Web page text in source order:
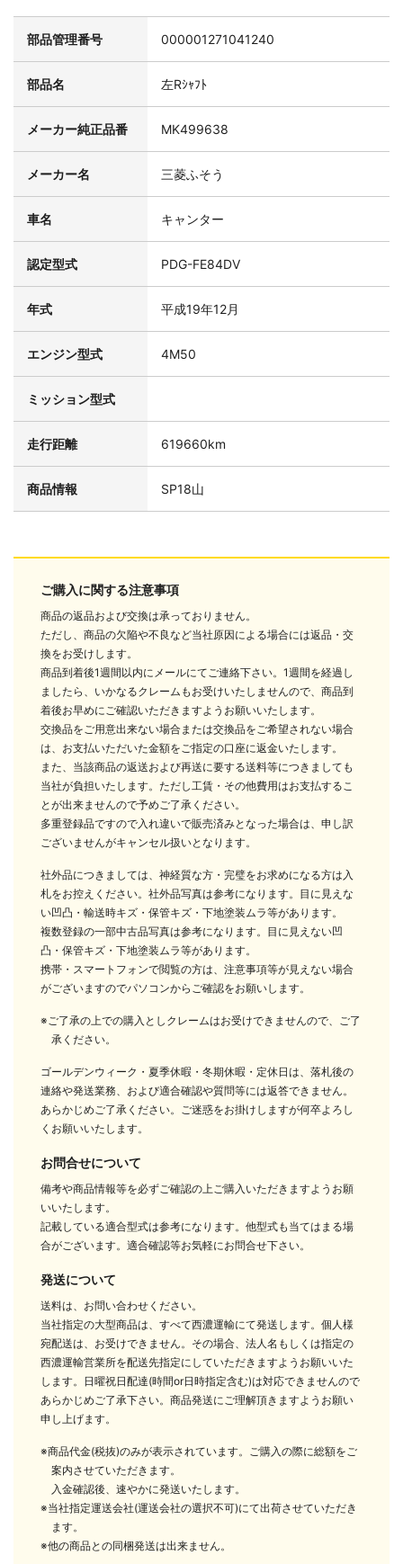
部品管理番号 000001271041240
部品名 左Rｼｬﾌﾄ
メーカー純正品番 MK499638
メーカー名 三菱ふそう
車名 キャンター
認定型式 PDG-FE84DV
年式 平成19年12月
エンジン型式 4M50
ミッション型式
走行距離 619660km
商品情報 SP18山
ご購入に関する注意事項
商品の返品および交換は承っておりません。
ただし、商品の欠陥や不良など当社原因による場合には返品・交
換をお受けします。
商品到着後1週間以内にメールにてご連絡下さい。1週間を経過し
ましたら、いかなるクレームもお受けいたしませんので、商品到
着後お早めにご確認いただきますようお願いいたします。
交換品をご用意出来ない場合または交換品をご希望されない場合
は、お支払いただいた金額をご指定の口座に返金いたします。
また、当該商品の返送および再送に要する送料等につきましても
当社が負担いたします。ただし工賃・その他費用はお支払するこ
とが出来ませんので予めご了承ください。
多重登録品ですので入れ違いで販売済みとなった場合は、申し訳
ございませんがキャンセル扱いとなります。
社外品につきましては、神経質な方・完璧をお求めになる方は入
札をお控えください。社外品写真は参考になります。目に見えな
い凹凸・輸送時キズ・保管キズ・下地塗装ムラ等があります。
複数登録の一部中古品写真は参考になります。目に見えない凹
凸・保管キズ・下地塗装ムラ等があります。
携帯・スマートフォンで閲覧の方は、注意事項等が見えない場合
がございますのでパソコンからご確認をお願いします。
※ご了承の上での購入としクレームはお受けできませんので、ご了
承ください。
ゴールデンウィーク・夏季休暇・冬期休暇・定休日は、落札後の
連絡や発送業務、および適合確認や質問等には返答できません。
あらかじめご了承ください。ご迷惑をお掛けしますが何卒よろし
くお願いいたします。
お問合せについて
備考や商品情報等を必ずご確認の上ご購入いただきますようお願
いいたします。
記載している適合型式は参考になります。他型式も当てはまる場
合がございます。適合確認等お気軽にお問合せ下さい。
発送について
送料は、お問い合わせください。
当社指定の大型商品は、すべて西濃運輸にて発送します。個人様
宛配送は、お受けできません。その場合、法人名もしくは指定の
西濃運輸営業所を配送先指定にしていただきますようお願いいた
します。日曜祝日配達(時間or日時指定含む)は対応できませんので
あらかじめご了承下さい。商品発送にご理解頂きますようお願い
申し上げます。
※商品代金(税抜)のみが表示されています。ご購入の際に総額をご
案内させていただきます。
入金確認後、速やかに発送いたします。
※当社指定運送会社(運送会社の選択不可)にて出荷させていただき
ます。
※他の商品との同梱発送は出来ません。